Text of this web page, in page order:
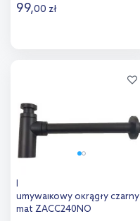
99,00 zł
Paffoni Light półsyfon
umywalkowy okrągły czarny
mat ZACC240NO